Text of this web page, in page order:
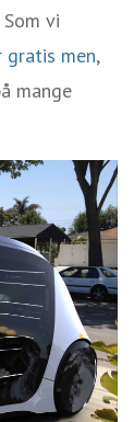
vi
gratis men,
mange